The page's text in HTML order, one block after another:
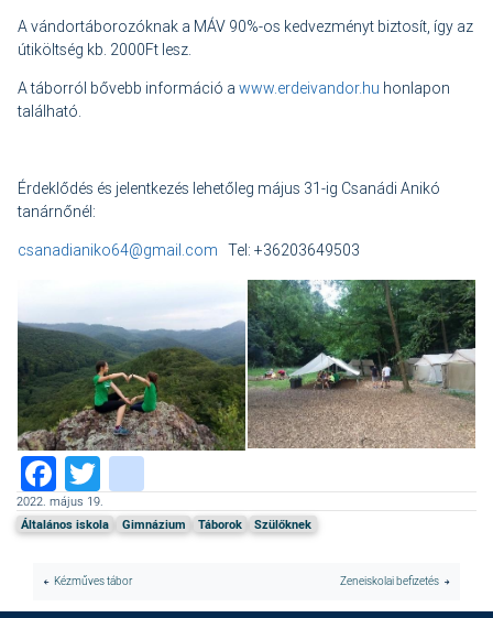
A vándortáborozóknak a MÁV 90%-os kedvezményt biztosít, így az
útiköltség kb. 2000Ft lesz.
A táborról bővebb információ a www.erdeivandor.hu honlapon
található.
Érdeklődés és jelentkezés lehetőleg május 31-ig Csanádi Anikó
tanárnőnél:
csanadianiko64@gmail.com Tel: +36203649503
Facebook
Twitter
2022. május 19.
Általános iskola Gimnázium Táborok Szülőknek
Kézműves tábor Zeneiskolai befizetés